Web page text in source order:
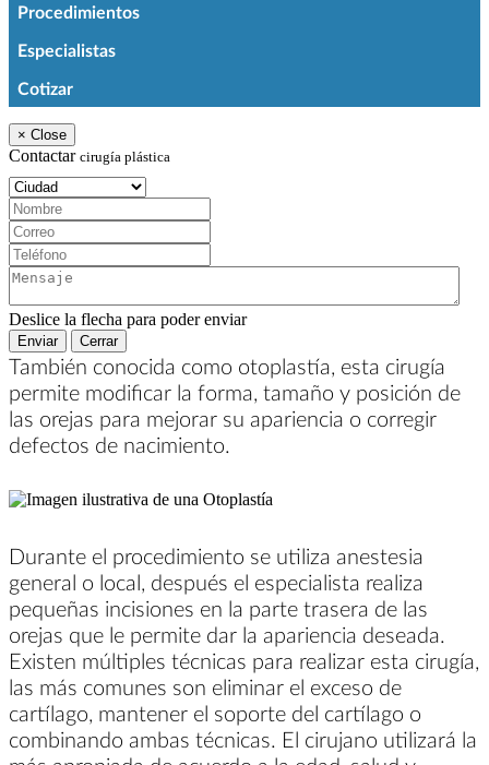
Procedimientos
Especialistas
Cotizar
× Close
Contactar cirugía plástica
Ciudad:
Nombre:
Correo:
Teléfono:
Mensaje:
Deslice la flecha para poder enviar
Enviar Cerrar
También conocida como otoplastía, esta cirugía
permite modificar la forma, tamaño y posición de
las orejas para mejorar su apariencia o corregir
defectos de nacimiento.
Durante el procedimiento se utiliza anestesia
general o local, después el especialista realiza
pequeñas incisiones en la parte trasera de las
orejas que le permite dar la apariencia deseada.
Existen múltiples técnicas para realizar esta cirugía,
las más comunes son eliminar el exceso de
cartílago, mantener el soporte del cartílago o
combinando ambas técnicas. El cirujano utilizará la